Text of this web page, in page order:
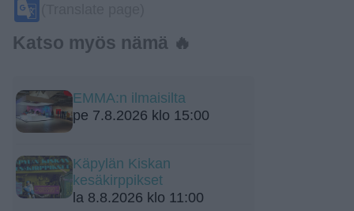
Katso myös nämä 🔥
EMMA:n ilmaisilta
pe 7.8.2026 klo 15:00
Käpylän Kiskan
kesäkirppikset
la 8.8.2026 klo 11:00